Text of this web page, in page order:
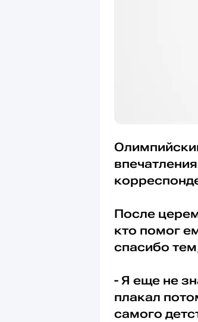
После
кто помог
спасибо
- Я еще не
плакал
самого